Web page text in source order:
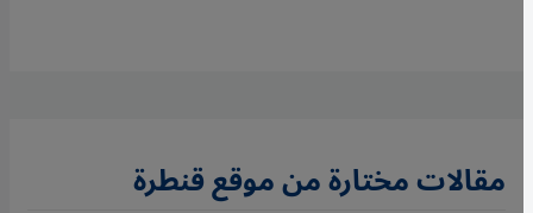
مقالات مختارة من موقع قنطرة